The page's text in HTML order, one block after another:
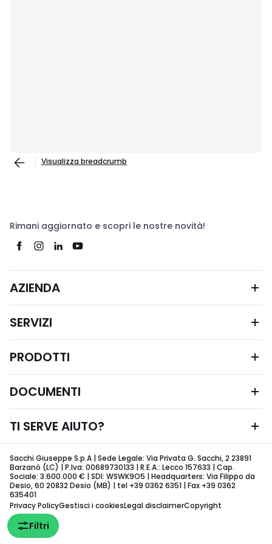
Filtri
Visualizza breadcrumb
Rimani aggiornato e scopri le nostre novità!
AZIENDA
SERVIZI
PRODOTTI
DOCUMENTI
TI SERVE AIUTO?
Sacchi Giuseppe S.p.A | Sede Legale: Via Privata G. Sacchi, 2 23891
Barzanò (LC) | P.Iva: 00689730133 | R.E.A.: Lecco 157633 | Cap.
Sociale: 3.600.000 € | SDI: WSWK9O5 | Headquarters: Via Filippo da
Desio, 60 20832 Desio (MB) | tel +39 0362 6351 | Fax +39 0362
635401
Privacy PolicyGestisci i cookiesLegal disclaimerCopyright